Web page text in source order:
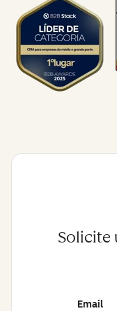
Solicite
Email